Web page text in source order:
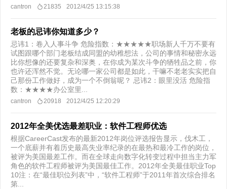
cantron 21835 2012/4/25 13:15:38
老板的忌讳你知道多少？
忌讳1：卷入人事斗争 危险指数：★★★★★职场新人千万不要有
试图跟哪个部门老板结成同盟的幼稚想法，公司的事情和秘密永远
比你想像的还要复杂和深奥，在你成为某次斗争的牺牲品之前，你
也许还浑然不觉。无论哪一家公司都是如此，干嘛不老老实实把自
己那份工作做好，成为一个不倒翁呢？ 忌讳2：眼里没活 危险指
数：★★★★办公室里...
cantron 20918 2012/4/25 12:20:29
2012年全美优选最差职业：软件工程师优选
根据CareerCast发布的最新2012年岗位评选报告显示，伐木工，
一个底薪并有着历史最高失业率纪录的在最热和最冷工作的岗位，
被评为美国最差工作。而在全球走向数字化转变过程中担当主力军
角色的软件工程师被评为美国最佳工作。2012年全美最佳职业Top
10注：在“最佳职位列表”中，“软件工程师”于2011年首次综合排名
第...